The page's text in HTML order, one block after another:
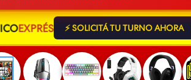
EXPRÉS ⚡ SOLICITÁ TU TURNO AHORA